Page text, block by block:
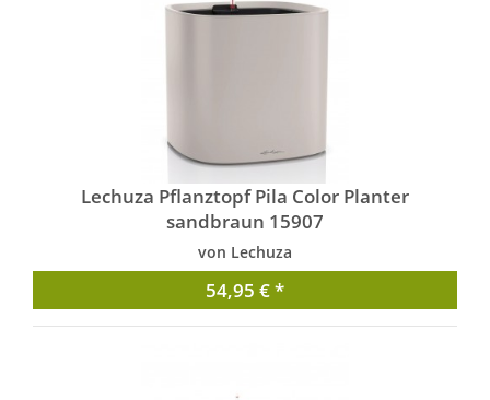
Lechuza Pflanztopf Pila Color Planter
sandbraun 15907
von Lechuza
54,95 € *